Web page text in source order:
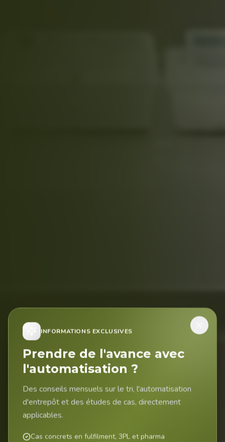
INFORMATIONS EXCLUSIVES
Prendre de l'avance avec
l'automatisation ?
Des conseils mensuels sur le tri, l'automatisation
d'entrepôt et des études de cas, directement
applicables.
Cas concrets en fulfilment, 3PL et pharma